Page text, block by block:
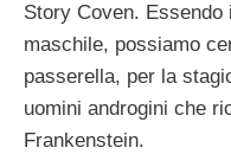
Story Coven. Essendo
maschile, possiamo
passerella, per la
uomini androgini che
Frankenstein.